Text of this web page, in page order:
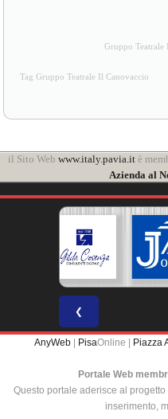
Gruppo Teatrale
Tag Gruppo Teatrale Il Canovaccio
il Sito Web www.italy.pavia.itè
Azienda al
❮
AnyWeb | PisaOnline | Piazza
Portale Web
Questo portale aderisce al
inserimento,